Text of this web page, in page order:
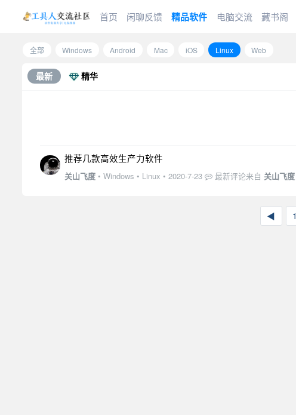
首页 闲聊反馈 精品软件 电脑交流 藏书阁
全部 Windows Android Mac iOS Linux Web
最新 精华
推荐几款高效生产力软件
关山飞度 • Windows • Linux • 2020-7-23 最新评论来自 关山飞度
◀ 1